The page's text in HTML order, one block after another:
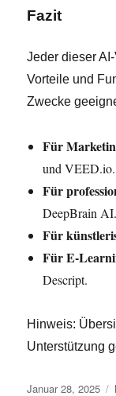
Fazit
Jeder dieser
Vorteile und
Zwecke
Für
und VEED.io.
Für
DeepBrain AI.
Für
Für E-
Descript.
Hinweis:
Unterstützung
Veröffentlicht
Januar 28, 2025